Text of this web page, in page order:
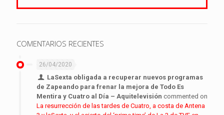
COMENTARIOS RECIENTES
26/04/2020
LaSexta obligada a recuperar nuevos programas
de Zapeando para frenar la mejora de Todo Es
Mentira y Cuatro al Día – Aquitelevisión commented on
La resurrección de las tardes de Cuatro, a costa de Antena